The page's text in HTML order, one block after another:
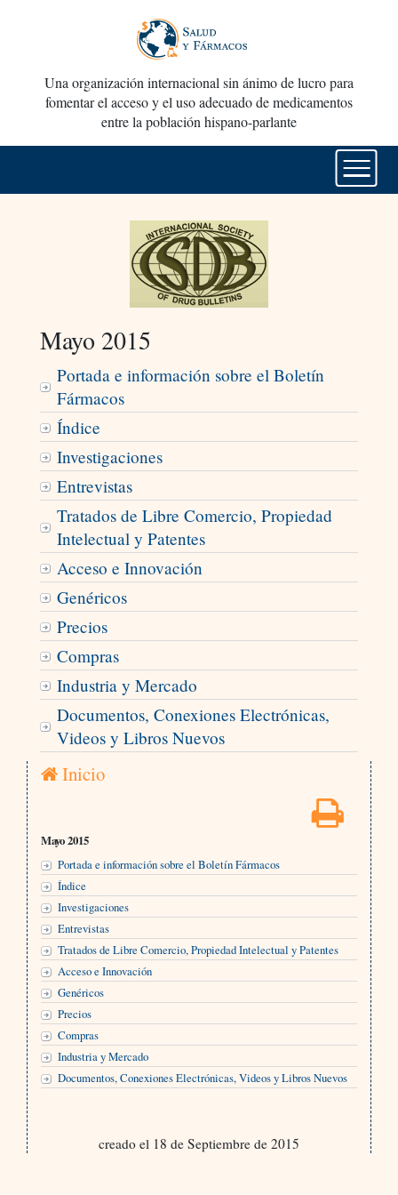
Una organización internacional sin ánimo de lucro para
fomentar el acceso y el uso adecuado de medicamentos
entre la población hispano-parlante
Mayo 2015
Portada e información sobre el Boletín
Fármacos
Índice
Investigaciones
Entrevistas
Tratados de Libre Comercio, Propiedad
Intelectual y Patentes
Acceso e Innovación
Genéricos
Precios
Compras
Industria y Mercado
Documentos, Conexiones Electrónicas,
Videos y Libros Nuevos
Inicio
Mayo 2015
Portada e información sobre el Boletín Fármacos
Índice
Investigaciones
Entrevistas
Tratados de Libre Comercio, Propiedad Intelectual y Patentes
Acceso e Innovación
Genéricos
Precios
Compras
Industria y Mercado
Documentos, Conexiones Electrónicas, Videos y Libros Nuevos
creado el 18 de Septiembre de 2015